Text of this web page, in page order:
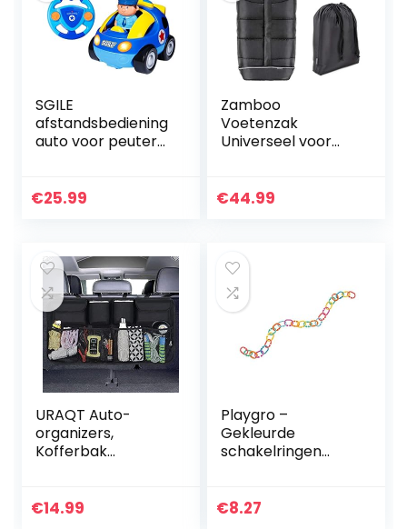
SGILE
afstandsbediening
auto voor peuters
speelgoed
€25.99
Zamboo
Voetenzak
Universeel voor
Buggy – Zachte
met…
€44.99
URAQT Auto-
organizers,
Kofferbak
Multifunctionele
€14.99
Playgro –
Gekleurde
schakelringen
€8.27